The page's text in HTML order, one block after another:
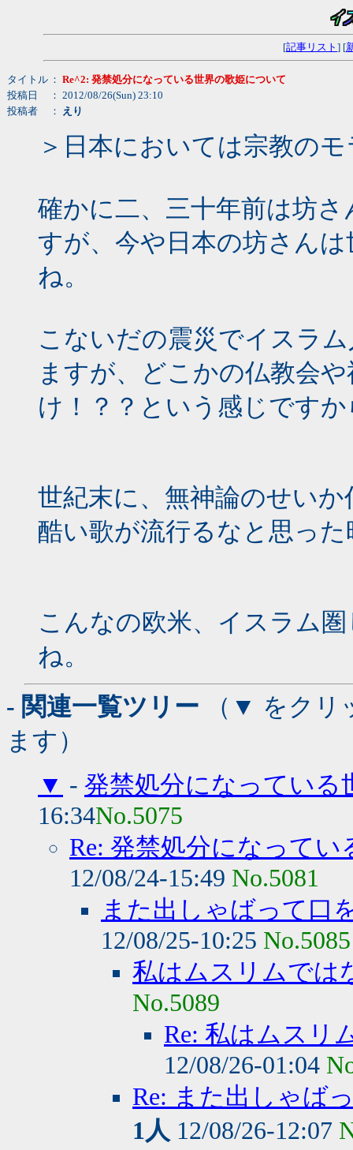
[記事リスト ] [
タイトル ： Re^2: 発禁処分になっている世界の歌姫について
投稿日
： 2012/08/26(Sun) 23:10
投稿者
： えり
＞日本においては宗教の
確かに二、三十年前は坊
すが、今や日本の坊さん
ね。
こないだの震災でイスラ
ますが、どこかの仏教会
け！？？という感じです
世紀末に、無神論のせい
酷い歌が流行るなと思っ
こんなの欧米、イスラム
ね。
- 関連一覧ツリー （▼ をクリ
ます）
▼ - 発禁処分になっている
16:34No.5075
Re: 発禁処分になって
12/08/24-15:49 No.5081
また出しゃばって口
12/08/25-10:25 No.5085
私はムスリムでは
No.5089
Re: 私はムスリ
12/08/26-01:04
Re: また出しゃば
1人 12/08/26-12:07